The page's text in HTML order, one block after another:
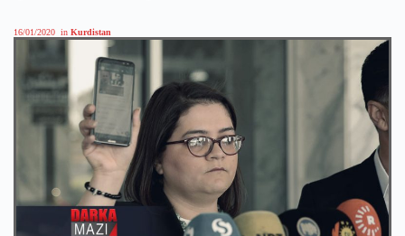
16/01/2020 in Kurdistan